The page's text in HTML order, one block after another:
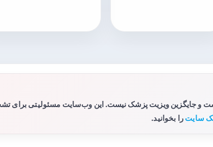
جایگزین ویزیت پزشک نیست. این وب‌سایت مسئولیتی برای
سایت را بخوانید.